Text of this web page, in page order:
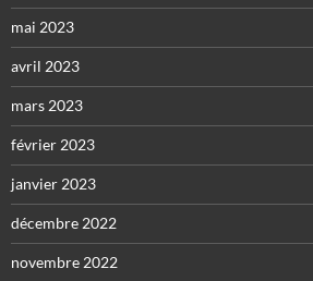
mai 2023
avril 2023
mars 2023
février 2023
janvier 2023
décembre 2022
novembre 2022